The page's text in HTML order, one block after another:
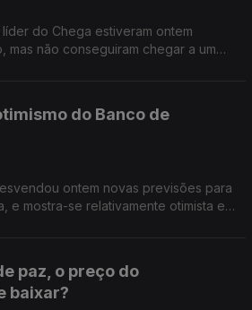
do Chega estiveram ontem
mas não conseguiram chegar a um
do Banco de
ontem novas previsões para
e mostra-se relativamente otimista em
paz, o preço do
baixar?